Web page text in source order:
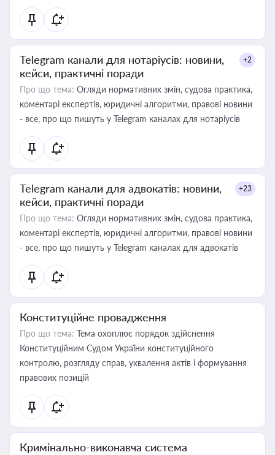
Telegram канали для нотаріусів: новини,
кейси, практичні поради
+2
Про що тема: Огляди нормативних змін, судова практика,
коментарі експертів, юридичні алгоритми, правові новини
- все, про що пишуть у Telegram каналах для нотаріусів
Telegram канали для адвокатів: новини,
кейси, практичні поради
+23
Про що тема: Огляди нормативних змін, судова практика,
коментарі експертів, юридичні алгоритми, правові новини
- все, про що пишуть у Telegram каналах для адвокатів
Конституційне провадження
Про що тема: Тема охоплює порядок здійснення
Конституційним Судом України конституційного
контролю, розгляду справ, ухвалення актів і формування
правових позицій
Кримінально-виконавча система